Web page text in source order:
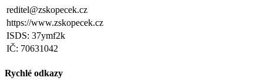
reditel@zskopecek.cz
https://www.zskopecek.cz
ISDS: 37ymf2k
IČ: 70631042
Rychlé odkazy